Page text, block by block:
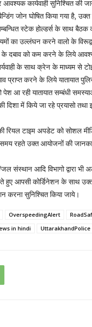
आवश्यक कार्यवाही सुनिश्चित की
जोन घोषित किया गया है,
स्टेक होल्डर्स के साथ
का उल्लंघन करने वालो के
दबाव को कम करने के लिये
के साथ क्रेन के माध्यम से
करने के लिये यातायात
पेश आ रही यातायात सम्बंधी
दिशा में किये जा रहे प्रयासो तथा
टाइम अपडेट को सोशल
समय रहते उक्त आयोजनों की
संस्थान आदि विभागो द्वारा भी
हुए आपसी कोर्डिनेशन के साथ
करना सुनिश्चित किया जाये।
OverspeedingAlert
in hindi UttarakhandPolice